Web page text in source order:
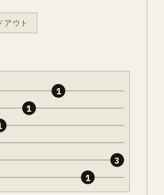
アウト
1
1
1
3